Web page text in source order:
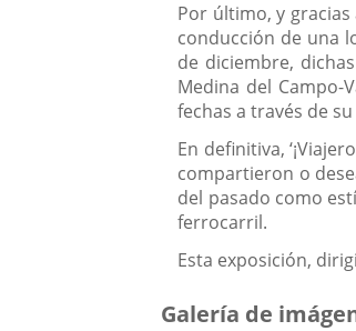
Por último, y gracias
conducción de una
de diciembre,
Medina del Campo-
fechas a través de
En definitiva,
compartieron o
del pasado como
ferrocarril.
Esta exposición,
Galería de